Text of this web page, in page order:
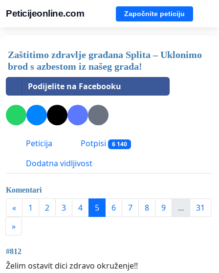
Peticijeonline.com Započnite peticiju
Zaštitimo zdravlje građana Splita – Uklonimo
brod s azbestom iz našeg grada!
Podijelite na Facebooku
Peticija Potpisi 6 140
Dodatna vidljivost
Komentari
« 1 2 3 4 5 6 7 8 9 ...
31
»
#812
Želim ostavit dici zdravo okruženje!!